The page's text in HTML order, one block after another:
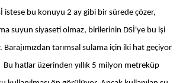
istese bu konuyu 2 ay gibi bir sürede çözer,
suyun siyaseti olmaz, birilerinin DSİ'ye bu işi
tarımsal sulama için iki hat geçiyor
Bu hatlar üzerinden yıllık 5 milyon metreküp